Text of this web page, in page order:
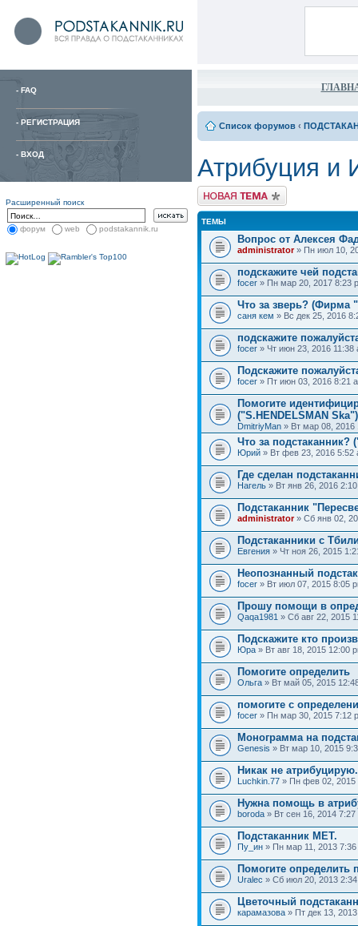
- FAQ
- РЕГИСТРАЦИЯ
- ВХОД
Расширенный поиск
форум web podstakannik.ru
Список форумов ‹
Атрибуция и
ТЕМЫ
Вопрос от Алексея
administrator» Пн июл 10,
подскажите чей
focer » Пн мар 20, 2017 8:23
Что за зверь? (Фирма
саня кем » Вс дек 25, 2016
подскажите
focer » Чт июн 23, 2016 11:38
Подскажите
focer » Пт июн 03, 2016 8:21
Помогите
("S.HENDELSMAN
DmitriyMan » Вт мар 08, 2016
Что за подстаканник?
Юрий » Вт фев 23, 2016 5:52
Где сделан
Нагель » Вт янв 26, 2016
Подстаканник
administrator» Сб янв 02,
Подстаканники с
Евгения » Чт ноя 26, 2015
Неопознанный
focer » Вт июл 07, 2015 8:05
Прошу помощи в
Qaqa1981 » Сб авг 22, 2015
Подскажите кто
Юра » Вт авг 18, 2015 12:00
Помогите определить
Ольга » Вт май 05, 2015
помогите с
focer » Пн мар 30, 2015 7:12
Монограмма на
Genesis » Вт мар 10, 2015
Никак не
Luchkin.77 » Пн фев 02, 2015
Нужна помощь в
boroda » Вт сен 16, 2014 7:27
Подстаканник МЕТ.
Пу_ин » Пн мар 11, 2013 7:36
Помогите определить
Uralec » Сб июл 20, 2013
Цветочный
карамазова » Пт дек 13,